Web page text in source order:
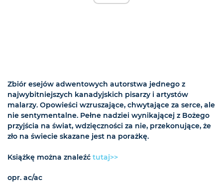
Zbiór esejów adwentowych autorstwa jednego z
najwybitniejszych kanadyjskich pisarzy i artystów
malarzy. Opowieści wzruszające, chwytające za serce, ale
nie sentymentalne. Pełne nadziei wynikającej z Bożego
przyjścia na świat, wdzięczności za nie, przekonujące, że
zło na świecie skazane jest na porażkę.
Książkę można znaleźć tutaj>>
opr. ac/ac